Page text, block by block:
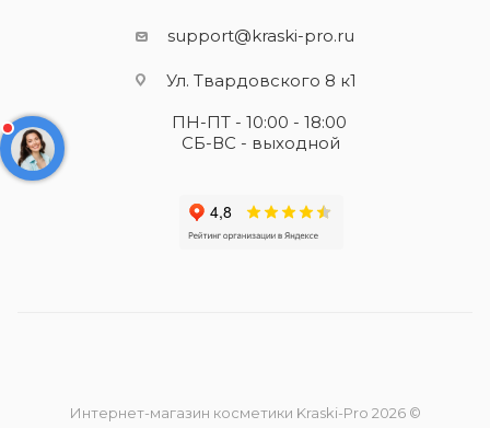
support@kraski-pro.ru
Ул. Твардовского 8 к1
ПН-ПТ - 10:00 - 18:00
СБ-ВС - выходной
Интернет-магазин косметики Kraski-Pro 2026 ©